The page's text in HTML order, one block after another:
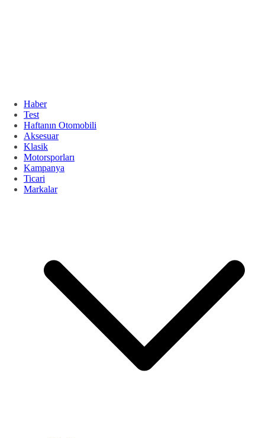
Haber
Test
Haftanın Otomobili
Aksesuar
Klasik
Motorsporları
Kampanya
Ticari
Markalar